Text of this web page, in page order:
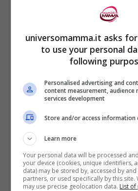
ULTIMI ARTICOLI
Dalla Dordogna Alla
Destinazioni
universomamma.it asks
to use your personal
following
Personalised advertising and
content measurement, audience
services development
Store and/or access information
Learn more
Your personal data will be processed
your device (cookies, unique identifiers,
data) may be stored by, accessed by
partners, or used specifically by this
may use precise geolocation data. List of